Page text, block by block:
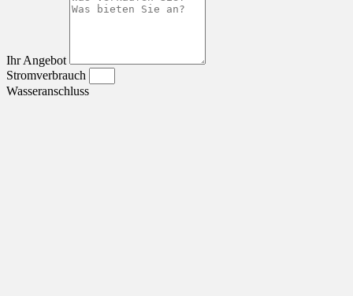
Ihr Angebot
Stromverbrauch
Wasseranschluss